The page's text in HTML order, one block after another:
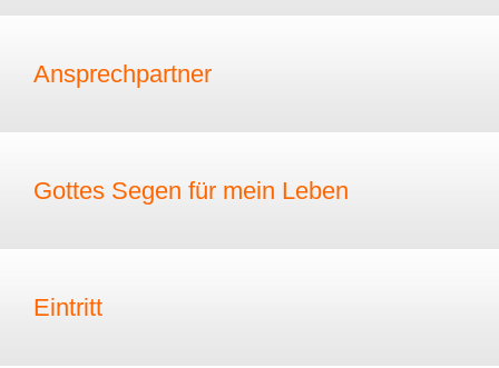
Ansprechpartner
Gottes Segen für mein Leben
Eintritt